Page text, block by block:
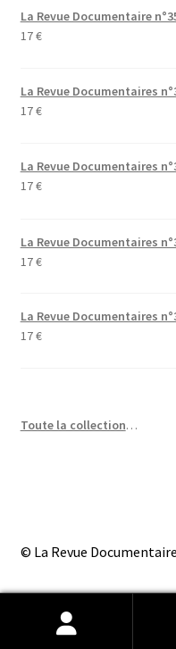
La Revue Documentaire
17€
La Revue Documentaires
17€
La Revue Documentaires
17€
La Revue Documentaires
17€
La Revue Documentaires
17€
Toute la collection…
© La Revue
Recherche
Recherche